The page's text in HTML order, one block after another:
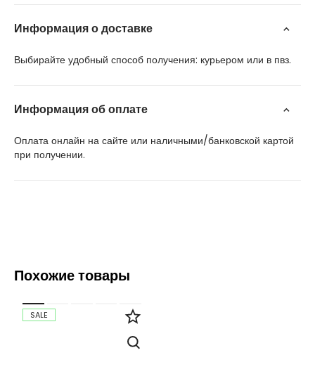
Информация о доставке
Выбирайте удобный способ получения: курьером или в пвз.
Информация об оплате
Оплата онлайн на сайте или наличными/банковской картой
при получении.
Похожие товары
SALE